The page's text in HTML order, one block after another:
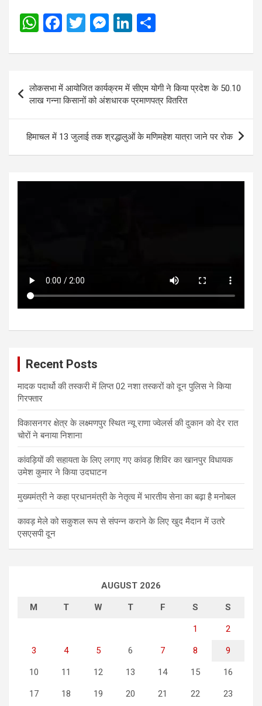
W
at
A
p
p
F
ce
b
o
o
k
T
tt
M
se
g
er
Li
ke
dI
n
ar
e
Post
navigation
लोकसभा में आयोजित कार्यक्रम में सीएम योगी ने किया प्रदेश के 50.10
लाख गन्ना किसानों को अंशधारक प्रमाणपत्र वितरित
हिमाचल में 13 जुलाई तक श्रद्धालुओं के मणिमहेश यात्रा जाने पर रोक
Recent Posts
मादक पदार्थो की तस्करी में लिप्त 02 नशा तस्करों को दून पुलिस ने किया
गिरफ्तार
विकासनगर क्षेत्र के लक्ष्मणपुर स्थित न्यू राणा ज्वेलर्स की दुकान को देर रात
चोरों ने बनाया निशाना
कांवड़ियों की सहायता के लिए लगाए गए कांवड़ शिविर का खानपुर विधायक
उमेश कुमार ने किया उदघाटन
मुख्यमंत्री ने कहा प्रधानमंत्री के नेतृत्व में भारतीय सेना का बढ़ा है मनोबल
कावड़ मेले को सकुशल रूप से संपन्न कराने के लिए खुद मैदान में उतरे
एसएसपी दून
AUGUST 2026
M T W T F S S
1 2
3 4 5 6 7 8 9
10 11 12 13 14 15 16
17 18 19 20 21 22 23